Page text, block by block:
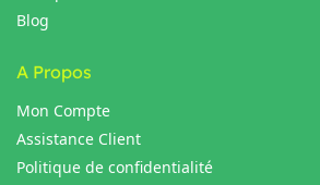
Blog
A Propos
Mon Compte
Assistance Client
Politique de confidentialité